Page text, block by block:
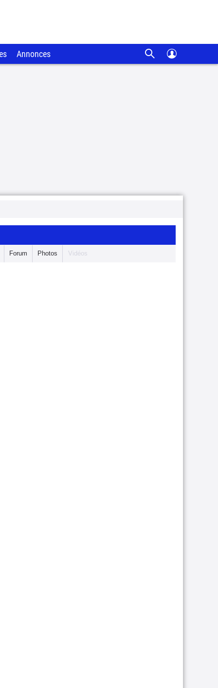
Annonces
Forum Photos Vidéos